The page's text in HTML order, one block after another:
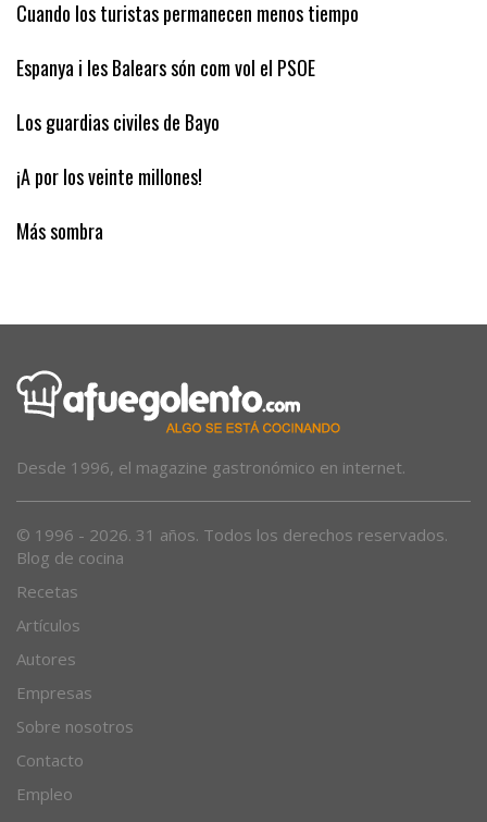
Cuando los turistas permanecen menos tiempo
Espanya i les Balears són com vol el PSOE
Los guardias civiles de Bayo
¡A por los veinte millones!
Más sombra
Desde 1996, el magazine gastronómico en internet.
© 1996 - 2026. 31 años. Todos los derechos reservados.
Blog de cocina
Recetas
Artículos
Autores
Empresas
Sobre nosotros
Contacto
Empleo